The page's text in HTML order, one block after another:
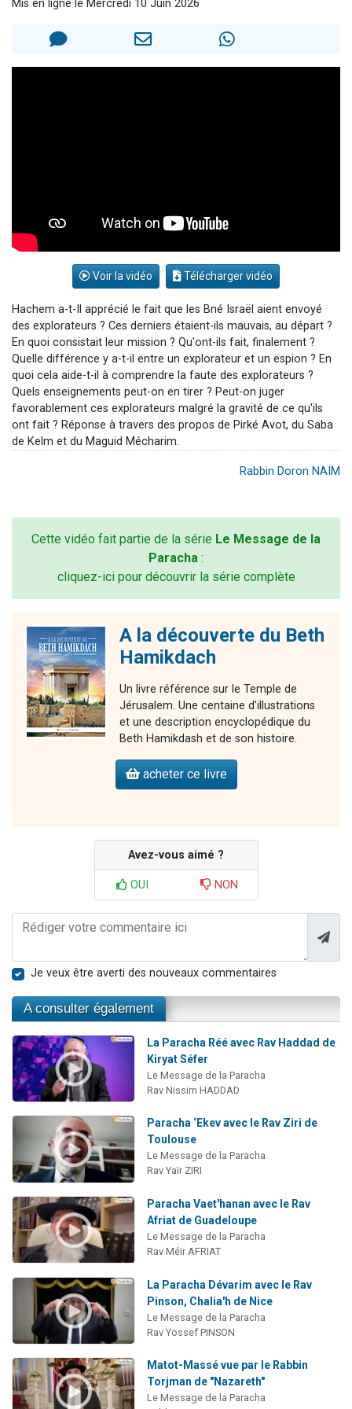
Mis en ligne le Mercredi 10 Juin 2026
Voir la vidéo Télécharger vidéo
Hachem a-t-Il apprécié le fait que les Bné Israël aient envoyé
des explorateurs ? Ces derniers étaient-ils mauvais, au départ ?
En quoi consistait leur mission ? Qu'ont-ils fait, finalement ?
Quelle différence y a-t-il entre un explorateur et un espion ? En
quoi cela aide-t-il à comprendre la faute des explorateurs ?
Quels enseignements peut-on en tirer ? Peut-on juger
favorablement ces explorateurs malgré la gravité de ce qu'ils
ont fait ? Réponse à travers des propos de Pirké Avot, du Saba
de Kelm et du Maguid Mécharim.
Rabbin Doron NAÏM
Cette vidéo fait partie de la série Le Message de la
Paracha :
cliquez-ici pour découvrir la série complète
A la découverte du Beth
Hamikdach
Un livre référence sur le Temple de
Jérusalem. Une centaine d'illustrations
et une description encyclopédique du
Beth Hamikdash et de son histoire.
acheter ce livre
Avez-vous aimé ?
OUI NON
Je veux être averti des nouveaux commentaires
A consulter également
La Paracha Réé avec Rav Haddad de
Kiryat Séfer
Le Message de la Paracha
Rav Nissim HADDAD
Paracha ‘Ekev avec le Rav Ziri de
Toulouse
Le Message de la Paracha
Rav Yaïr ZIRI
Paracha Vaet'hanan avec le Rav
Afriat de Guadeloupe
Le Message de la Paracha
Rav Méïr AFRIAT
La Paracha Dévarim avec le Rav
Pinson, Chalia'h de Nice
Le Message de la Paracha
Rav Yossef PINSON
Matot-Massé vue par le Rabbin
Torjman de "Nazareth"
Le Message de la Paracha